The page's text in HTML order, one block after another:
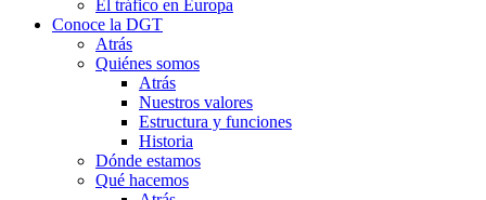
El tráfico en Europa
Conoce la DGT
Atrás
Quiénes somos
Atrás
Nuestros valores
Estructura y funciones
Historia
Dónde estamos
Qué hacemos